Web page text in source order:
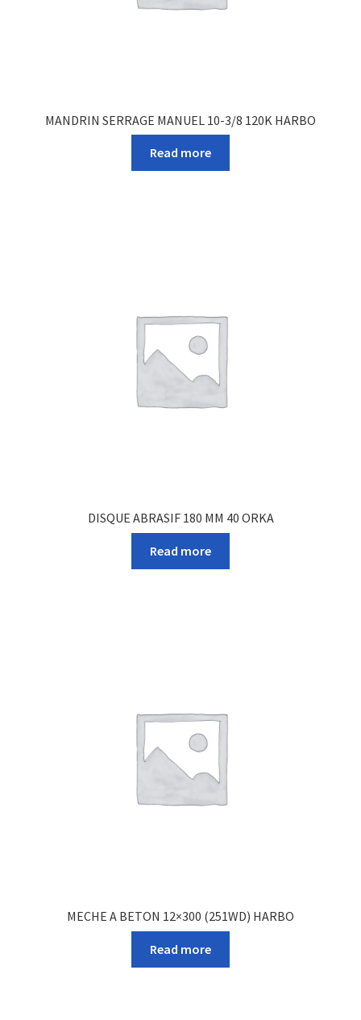
MANDRIN SERRAGE MANUEL 10-3/8 120K HARBO
Read more
DISQUE ABRASIF 180 MM 40 ORKA
Read more
MECHE A BETON 12×300 (251WD) HARBO
Read more